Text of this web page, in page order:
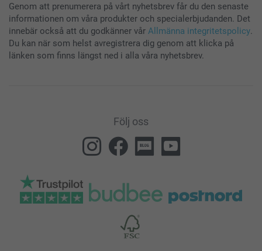
Genom att prenumerera på vårt nyhetsbrev får du den senaste
informationen om våra produkter och specialerbjudanden. Det
innebär också att du godkänner vår Allmänna integritetspolicy.
Du kan när som helst avregistrera dig genom att klicka på
länken som finns längst ned i alla våra nyhetsbrev.
Följ oss